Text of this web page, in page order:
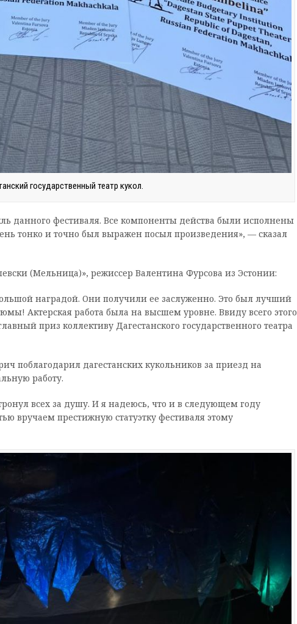
государственный театр кукол.
данного фестиваля. Все компоненты действа были исполнены
тонко и точно был выражен посыл произведения», — сказал
(Мельница)», режиссер Валентина Фурсова из Эстонии:
наградой. Они получили ее заслуженно. Это был лучший
Актерская работа была на высшем уровне. Ввиду всего этого
приз коллективу Дагестанского государственного театра
поблагодарил дагестанских кукольников за приезд на
работу.
всех за душу. И я надеюсь, что и в следующем году
вручаем престижную статуэтку фестиваля этому